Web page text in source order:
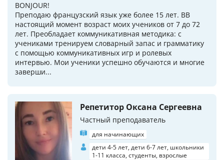
BONJOUR!
Преподаю французский язык уже более 15 лет. ВВ
настоящий момент возраст моих учеников от 7 до 72
лет. Преобладает коммуникативная методика: с
учениками тренируем словарный запас и грамматику
с помощью коммуникативных игр и ролевых
интервью. Мои ученики успешно обучаются и многие
заверши...
Репетитор Оксана Сергеевна
Частный преподаватель
для начинающих
дети 4-5 лет, дети 6-7 лет, школьники
1-11 класса, студенты, взрослые